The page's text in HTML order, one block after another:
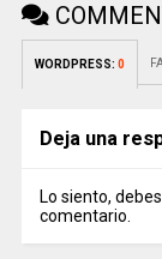
WORDPRESS: 0
Deja una
Lo siento,
comentario.